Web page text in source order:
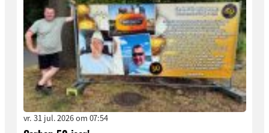
vr. 31 jul. 2026 om 07:54